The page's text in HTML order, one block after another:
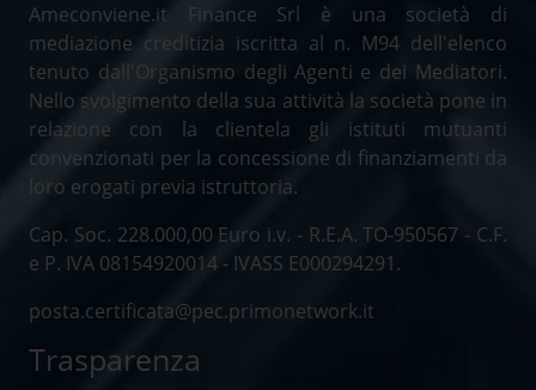
Ameconviene.it Finance Srl è una società di
mediazione creditizia iscritta al n. M94 dell'elenco
tenuto dall'Organismo degli Agenti e dei Mediatori.
Nello svolgimento della sua attività la società pone in
relazione con la clientela gli istituti mutuanti
convenzionati per la concessione di finanziamenti da
loro erogati previa istruttoria.
Cap. Soc. 228.000,00 Euro i.v. - R.E.A. TO-950567 - C.F.
e P. IVA 08154920014 - IVASS E000294291.
posta.certificata@pec.primonetwork.it
Trasparenza